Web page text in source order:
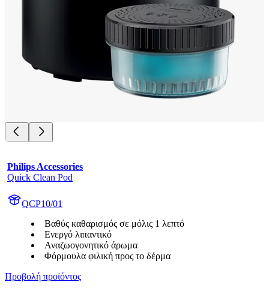
Philips Accessories
Quick Clean Pod
QCP10/01
Βαθύς καθαρισμός σε μόλις 1 λεπτό
Ενεργό λιπαντικό
Αναζωογονητικό άρωμα
Φόρμουλα φιλική προς το δέρμα
Προβολή προϊόντος